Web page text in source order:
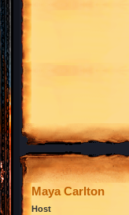
Maya Carlton
Host